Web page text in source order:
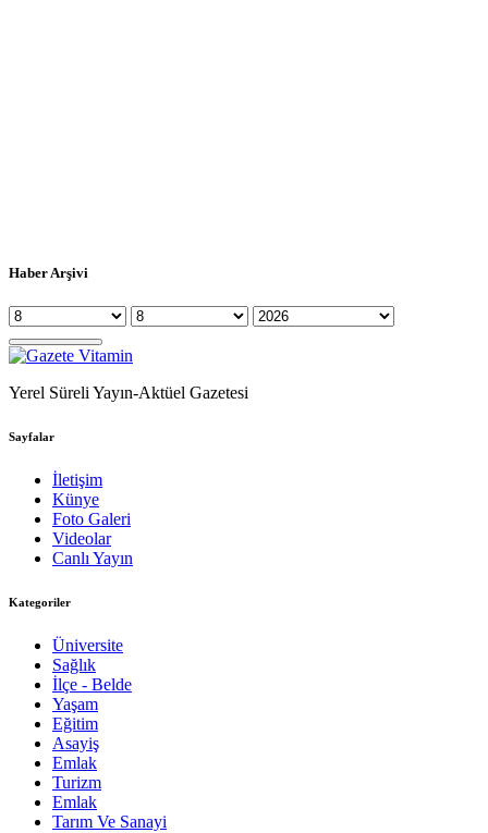
Haber Arşivi
Yerel Süreli Yayın-Aktüel Gazetesi
Sayfalar
İletişim
Künye
Foto Galeri
Videolar
Canlı Yayın
Kategoriler
Üniversite
Sağlık
İlçe - Belde
Yaşam
Eğitim
Asayiş
Emlak
Turizm
Emlak
Tarım Ve Sanayi